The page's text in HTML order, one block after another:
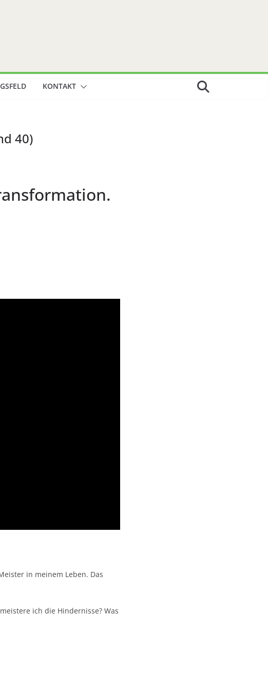
KONTAKT
40)
in meinem Leben. Das
ich die Hindernisse? Was